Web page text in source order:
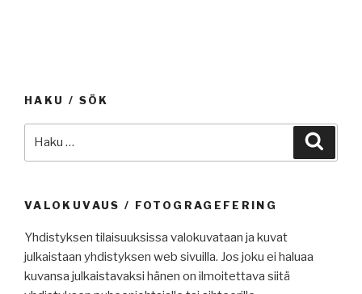
HAKU / SÖK
VALOKUVAUS / FOTOGRAGEFERING
Yhdistyksen tilaisuuksissa valokuvataan ja kuvat
julkaistaan yhdistyksen web sivuilla. Jos joku ei haluaa
kuvansa julkaistavaksi hänen on ilmoitettava siitä